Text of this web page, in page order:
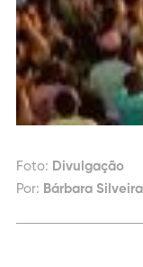
Foto: Divulgação
Por: Bárbara Silveira